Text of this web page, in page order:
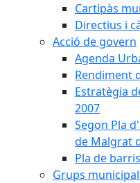
Cartipàs
Directius i
Acció de govern
Agenda
Rendiment
Estratègia
2007
Segon Pla
de Malgrat
Pla de
Grups